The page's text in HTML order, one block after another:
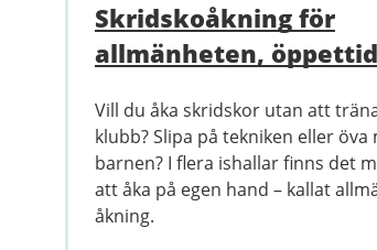
Skridskoåkning för
allmänheten,
Vill du åka skridskor utan att
klubb? Slipa på tekniken eller öva
barnen? I flera ishallar finns det
att åka på egen hand – kallat
åkning.